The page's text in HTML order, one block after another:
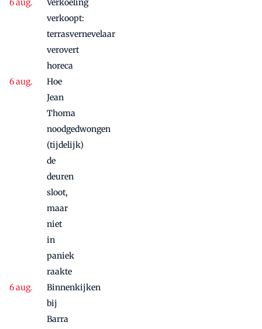
vanwege
succes
maandje
Verkoeling
verkoopt:
terrasvernevelaar
verovert
horeca
Hoe
Jean
Thoma
noodgedwongen
(tijdelijk)
de
deuren
sloot,
maar
niet
in
paniek
raakte
Binnenkijken
bij
Barra